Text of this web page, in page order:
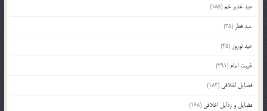
عید غدیر خم(185)
عید فطر (35)
عید نوروز (45)
غیبت امام (291)
فضایل اخلاقی (183)
فضایل و رذایل اخلاقی (168)